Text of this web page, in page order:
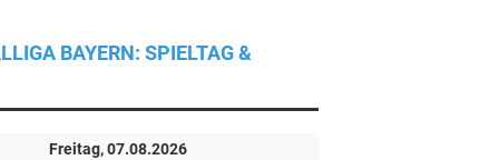
BAYERN: SPIELTAG &
Freitag, 07.08.2026